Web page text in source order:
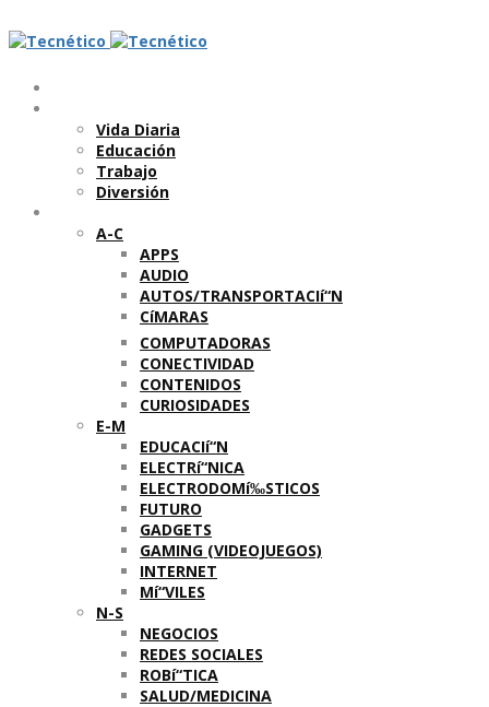
Vida Diaria
Educación
Trabajo
Diversión
A-C
APPS
AUDIO
AUTOS/TRANSPORTACIí“N
CíMARAS
COMPUTADORAS
CONECTIVIDAD
CONTENIDOS
CURIOSIDADES
E-M
EDUCACIí“N
ELECTRí“NICA
ELECTRODOMí‰STICOS
FUTURO
GADGETS
GAMING (VIDEOJUEGOS)
INTERNET
Mí“VILES
N-S
NEGOCIOS
REDES SOCIALES
ROBí“TICA
SALUD/MEDICINA